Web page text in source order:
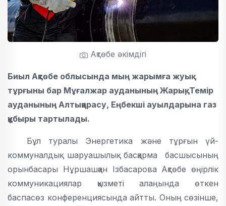
Ақтөбе әкімдігі
Биыл Ақтөбе облысында мың жарымға жуық
тұрғыны бар Мұғалжар ауданының Жарық, Темір
ауданының Алтықарасу, Еңбекші ауылдарына газ
құбыры тартылады.
Бұл туралы Энергетика және тұрғын үй-
коммуналдық шаруашылық басқарма басшысының
орынбасары Нұршашқан Ізбасарова Ақтөбе өңірлік
коммуникациялар қызметі алаңында өткен
баспасөз конференциясында айтты. Оның сөзінше,